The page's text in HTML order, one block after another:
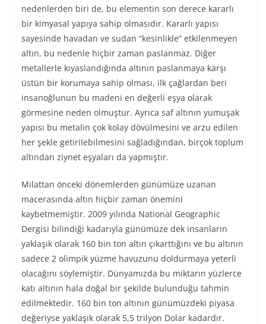
nedenlerden biri de, bu elementin son derece kararlı
bir kimyasal yapıya sahip olmasıdır. Kararlı yapısı
sayesinde havadan ve sudan “kesinlikle” etkilenmeyen
altın, bu nedenle hiçbir zaman paslanmaz. Diğer
metallerle kıyaslandığında altının paslanmaya karşı
üstün bir korumaya sahip olması, ilk çağlardan beri
insanoğlunun bu madeni en değerli eşya olarak
görmesine neden olmuştur. Ayrıca saf altının yumuşak
yapısı bu metalin çok kolay dövülmesini ve arzu edilen
her şekle getirilebilmesini sağladığından, birçok toplum
altından ziynet eşyaları da yapmıştır.
Milattan önceki dönemlerden günümüze uzanan
macerasında altın hiçbir zaman önemini
kaybetmemiştir. 2009 yılında National Geographic
Dergisi bilindiği kadarıyla günümüze dek insanların
yaklaşık olarak 160 bin ton altın çıkarttığını ve bu altının
sadece 2 olimpik yüzme havuzunu doldurmaya yeterli
olacağını söylemiştir. Dünyamızda bu miktarın yüzlerce
katı altının hala doğal bir şekilde bulunduğu tahmin
edilmektedir. 160 bin ton altının günümüzdeki piyasa
değeriyse yaklaşık olarak 5,5 trilyon Dolar kadardır.